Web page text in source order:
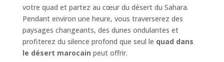
votre quad et partez au cœur du désert du Sahara.
Pendant environ une heure, vous traverserez des
paysages changeants, des dunes ondulantes et
profiterez du silence profond que seul le quad dans
le désert marocain peut offrir.